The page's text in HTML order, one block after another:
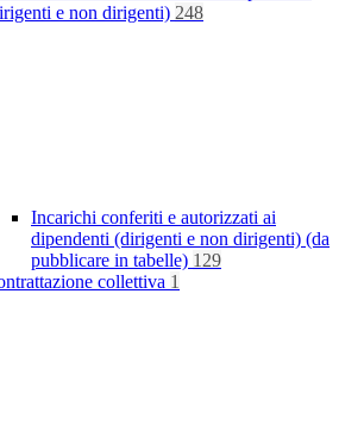
e non dirigenti) 248
Incarichi conferiti e autorizzati ai
dipendenti (dirigenti e non dirigenti) (da
pubblicare in tabelle) 129
collettiva 1